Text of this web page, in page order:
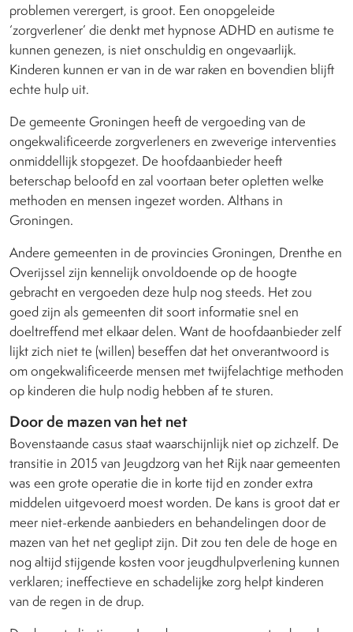
problemen verergert, is groot. Een onopgeleide
‘zorgverlener’ die denkt met hypnose ADHD en autisme te
kunnen genezen, is niet onschuldig en ongevaarlijk.
Kinderen kunnen er van in de war raken en bovendien blijft
echte hulp uit.
De gemeente Groningen heeft de vergoeding van de
ongekwalificeerde zorgverleners en zweverige interventies
onmiddellijk stopgezet. De hoofdaanbieder heeft
beterschap beloofd en zal voortaan beter opletten welke
methoden en mensen ingezet worden. Althans in
Groningen.
Andere gemeenten in de provincies Groningen, Drenthe en
Overijssel zijn kennelijk onvoldoende op de hoogte
gebracht en vergoeden deze hulp nog steeds. Het zou
goed zijn als gemeenten dit soort informatie snel en
doeltreffend met elkaar delen. Want de hoofdaanbieder zelf
lijkt zich niet te (willen) beseffen dat het onverantwoord is
om ongekwalificeerde mensen met twijfelachtige methoden
op kinderen die hulp nodig hebben af te sturen.
Door de mazen van het net
Bovenstaande casus staat waarschijnlijk niet op zichzelf. De
transitie in 2015 van Jeugdzorg van het Rijk naar gemeenten
was een grote operatie die in korte tijd en zonder extra
middelen uitgevoerd moest worden. De kans is groot dat er
meer niet-erkende aanbieders en behandelingen door de
mazen van het net geglipt zijn. Dit zou ten dele de hoge en
nog altijd stijgende kosten voor jeugdhulpverlening kunnen
verklaren; ineffectieve en schadelijke zorg helpt kinderen
van de regen in de drup.